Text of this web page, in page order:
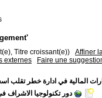
Titre croissant(e)) Affiner
externes Faire une
المالية في ادارة خطر تقلب
دور تكنولوجيا الاشراف